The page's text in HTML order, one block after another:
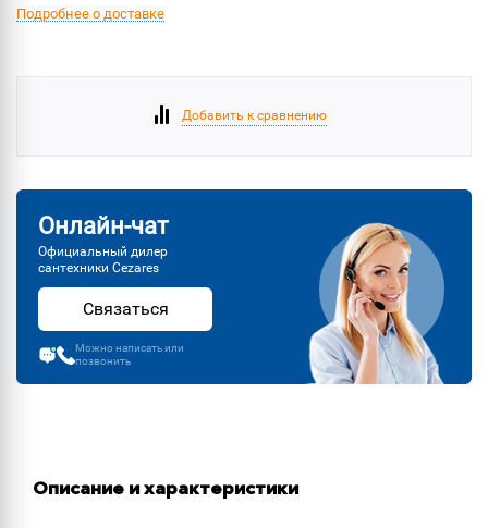
Подробнее о доставке
Добавить к сравнению
Онлайн-чат
Официальный дилер
сантехники Cezares
Связаться
Можно написать или
позвонить
Описание и характеристики